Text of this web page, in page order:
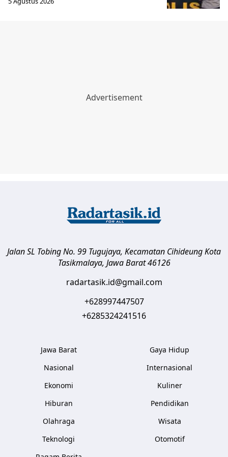
Jalan SL Tobing No. 99 Tugujaya, Kecamatan CihideungKota
Tasikmalaya, Jawa Barat 46126
radartasik.id@gmail.com
+628997447507
+6285324241516
Jawa Barat
Nasional
Ekonomi
Hiburan
Olahraga
Teknologi
Gaya Hidup
Internasional
Kuliner
Pendidikan
Wisata
Otomotif